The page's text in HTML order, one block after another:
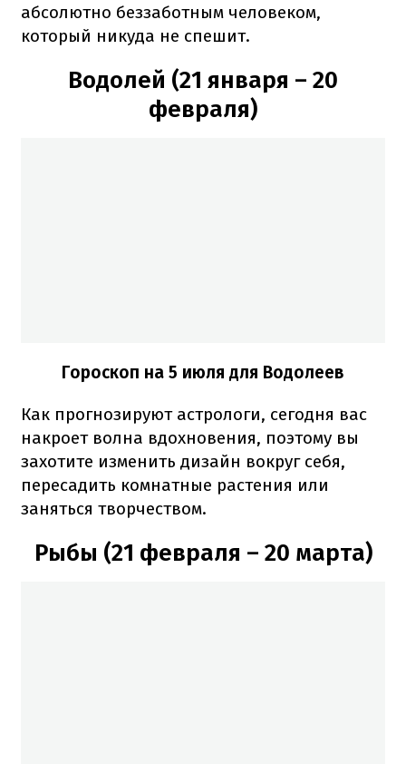
абсолютно беззаботным человеком,
который никуда не спешит.
Водолей (21 января – 20
февраля)
Гороскоп на 5 июля для Водолеев
Как прогнозируют астрологи, сегодня вас
накроет волна вдохновения, поэтому вы
захотите изменить дизайн вокруг себя,
пересадить комнатные растения или
заняться творчеством.
Рыбы (21 февраля – 20 марта)